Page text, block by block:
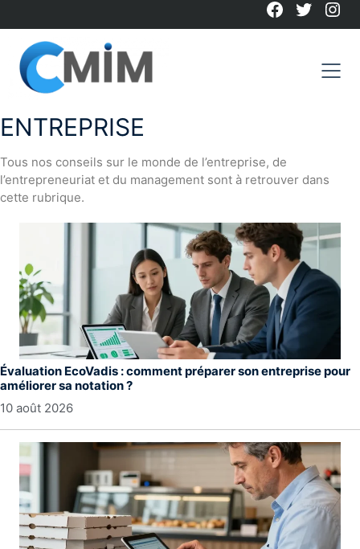
to
content
Facebook
Twitter
ENTREPRISE
Tous nos conseils sur le monde de l’entreprise, de
l’entrepreneuriat et du management sont à retrouver dans
cette rubrique.
Évaluation EcoVadis : comment préparer son entreprise pour
améliorer sa notation ?
10 août 2026